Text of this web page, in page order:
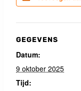
GEGEVENS
Datum:
9 oktober 2025
Tijd: